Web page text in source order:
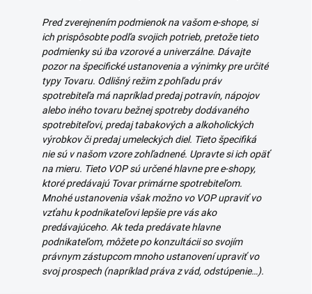
Pred zverejnením podmienok na vašom e-shope, si
ich prispôsobte podľa svojich potrieb, pretože tieto
podmienky sú iba vzorové a univerzálne. Dávajte
pozor na špecifické ustanovenia a výnimky pre určité
typy Tovaru. Odlišný režim z pohľadu práv
spotrebiteľa má napríklad predaj potravín, nápojov
alebo iného tovaru bežnej spotreby dodávaného
spotrebiteľovi, predaj tabakových a alkoholických
výrobkov či predaj umeleckých diel. Tieto špecifiká
nie sú v našom vzore zohľadnené. Upravte si ich opäť
na mieru. Tieto VOP sú určené hlavne pre e-shopy,
ktoré predávajú Tovar primárne spotrebiteľom.
Mnohé ustanovenia však možno vo VOP upraviť vo
vzťahu k podnikateľovi lepšie pre vás ako
predávajúceho. Ak teda predávate hlavne
podnikateľom, môžete po konzultácii so svojím
právnym zástupcom mnoho ustanovení upraviť vo
svoj prospech (napríklad práva z vád, odstúpenie…).